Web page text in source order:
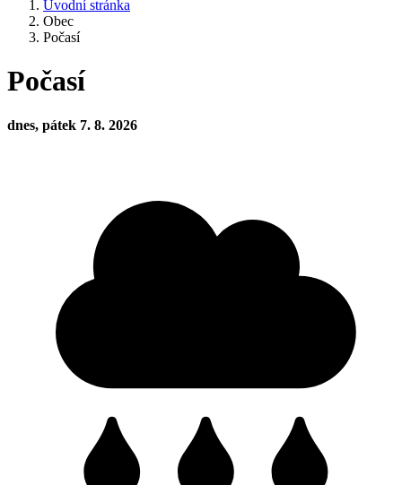
Úvodní stránka
Obec
Počasí
Počasí
dnes, pátek 7. 8. 2026